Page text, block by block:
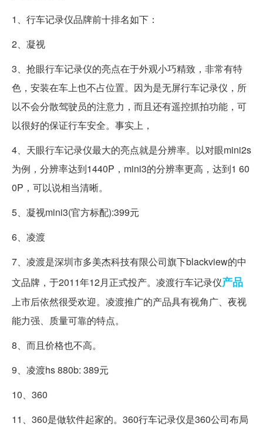
1、行车记录仪品牌前十排名如下：
2、凝视
3、抢眼行车记录仪的亮点在于外观小巧精致，非常有特
色，安装在车上也不占位置。因为是无屏行车记录仪，所
以不会分散驾驶员的注意力，而且还有遥控抓拍功能，可
以很好的保证行车安全。事实上，
4、天眼行车记录仪最大的亮点就是分辨率。以对眼mini2s
为例，分辨率达到1440P，mini3的分辨率更高，达到1 60
0P，可以说相当清晰。
5、凝视mini3(官方标配):399元
6、凌渡
7、凌渡是深圳市多美杰科技有限公司旗下blackview的中
文品牌，于2011年12月正式投产。凌渡行车记录仪产品
上市后依然很受欢迎。凌渡推广的产品具有视角广、夜视
能力强、质量可靠的特点。
8、而且价格也不高。
9、凌渡hs 880b: 389元
10、360
11、360是做软件起家的。360行车记录仪是360公司布局